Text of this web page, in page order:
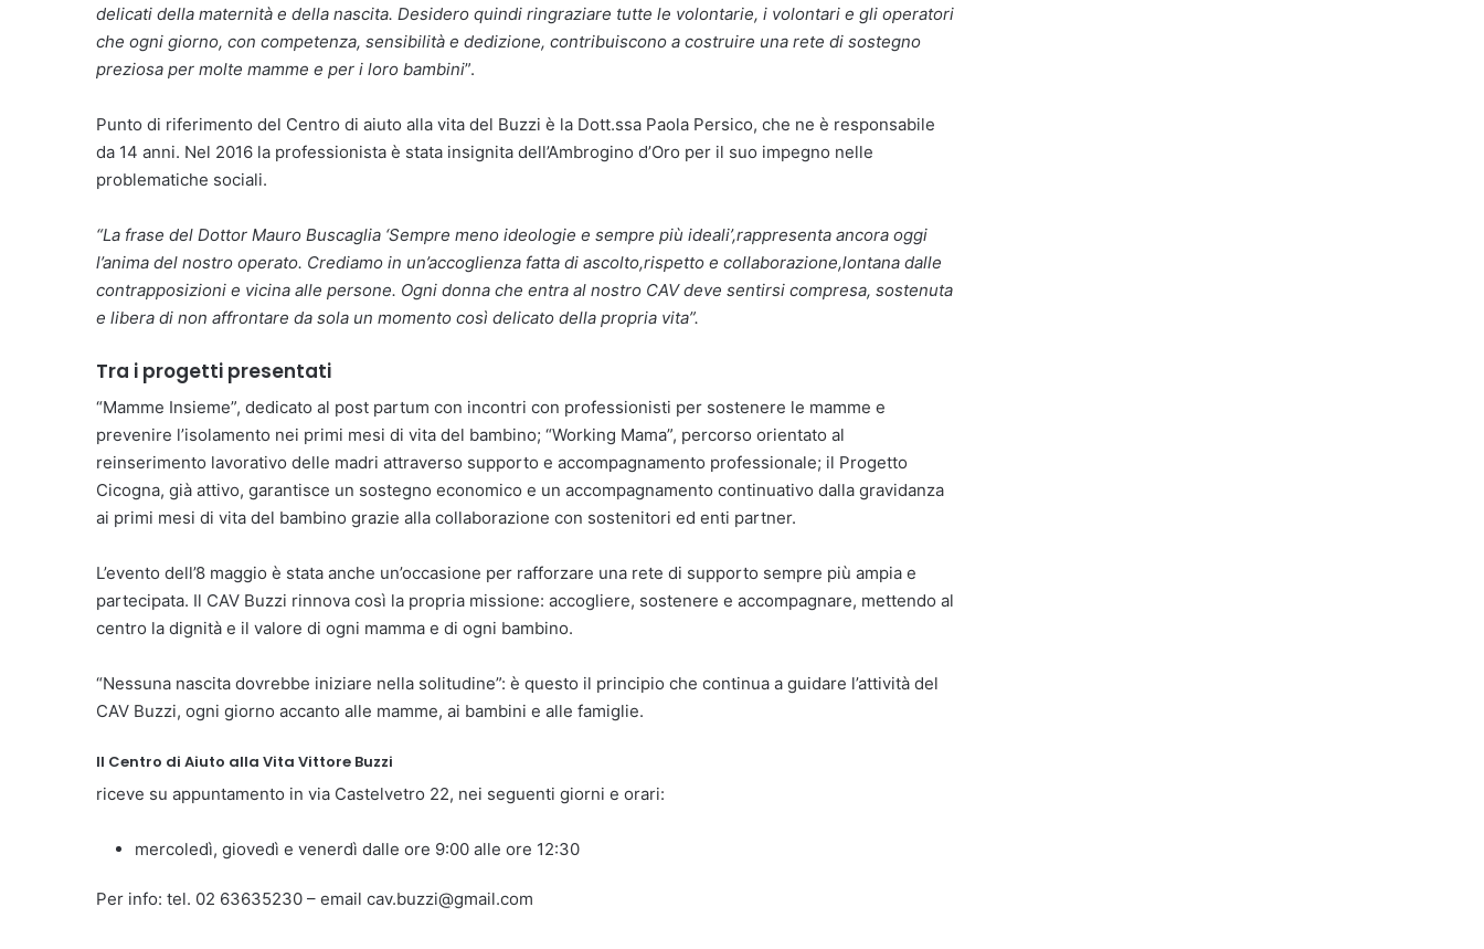
delicati della maternità e della nascita. Desidero quindi ringraziare tutte le volontarie, i volontari e gli operatori
che ogni giorno, con competenza, sensibilità e dedizione, contribuiscono a costruire una rete di sostegno
preziosa per molte mamme e per i loro bambini”.
Punto di riferimento del Centro di aiuto alla vita del Buzzi è la Dott.ssa Paola Persico, che ne è responsabile
da 14 anni. Nel 2016 la professionista è stata insignita dell’Ambrogino d’Oro per il suo impegno nelle
problematiche sociali.
“La frase del Dottor Mauro Buscaglia ‘Sempre meno ideologie e sempre più ideali’,rappresenta ancora oggi
l’anima del nostro operato. Crediamo in un’accoglienza fatta di ascolto,rispetto e collaborazione,lontana dalle
contrapposizioni e vicina alle persone. Ogni donna che entra al nostro CAV deve sentirsi compresa, sostenuta
e libera di non affrontare da sola un momento così delicato della propria vita”.
Tra i progetti presentati
“Mamme Insieme”, dedicato al post partum con incontri con professionisti per sostenere le mamme e
prevenire l’isolamento nei primi mesi di vita del bambino; “Working Mama”, percorso orientato al
reinserimento lavorativo delle madri attraverso supporto e accompagnamento professionale; il Progetto
Cicogna, già attivo, garantisce un sostegno economico e un accompagnamento continuativo dalla gravidanza
ai primi mesi di vita del bambino grazie alla collaborazione con sostenitori ed enti partner.
L’evento dell’8 maggio è stata anche un’occasione per rafforzare una rete di supporto sempre più ampia e
partecipata. Il CAV Buzzi rinnova così la propria missione: accogliere, sostenere e accompagnare, mettendo al
centro la dignità e il valore di ogni mamma e di ogni bambino.
“Nessuna nascita dovrebbe iniziare nella solitudine”: è questo il principio che continua a guidare l’attività del
CAV Buzzi, ogni giorno accanto alle mamme, ai bambini e alle famiglie.
Il Centro di Aiuto alla Vita Vittore Buzzi
riceve su appuntamento in via Castelvetro 22, nei seguenti giorni e orari:
mercoledì, giovedì e venerdì dalle ore 9:00 alle ore 12:30
Per info: tel. 02 63635230 – email cav.buzzi@gmail.com